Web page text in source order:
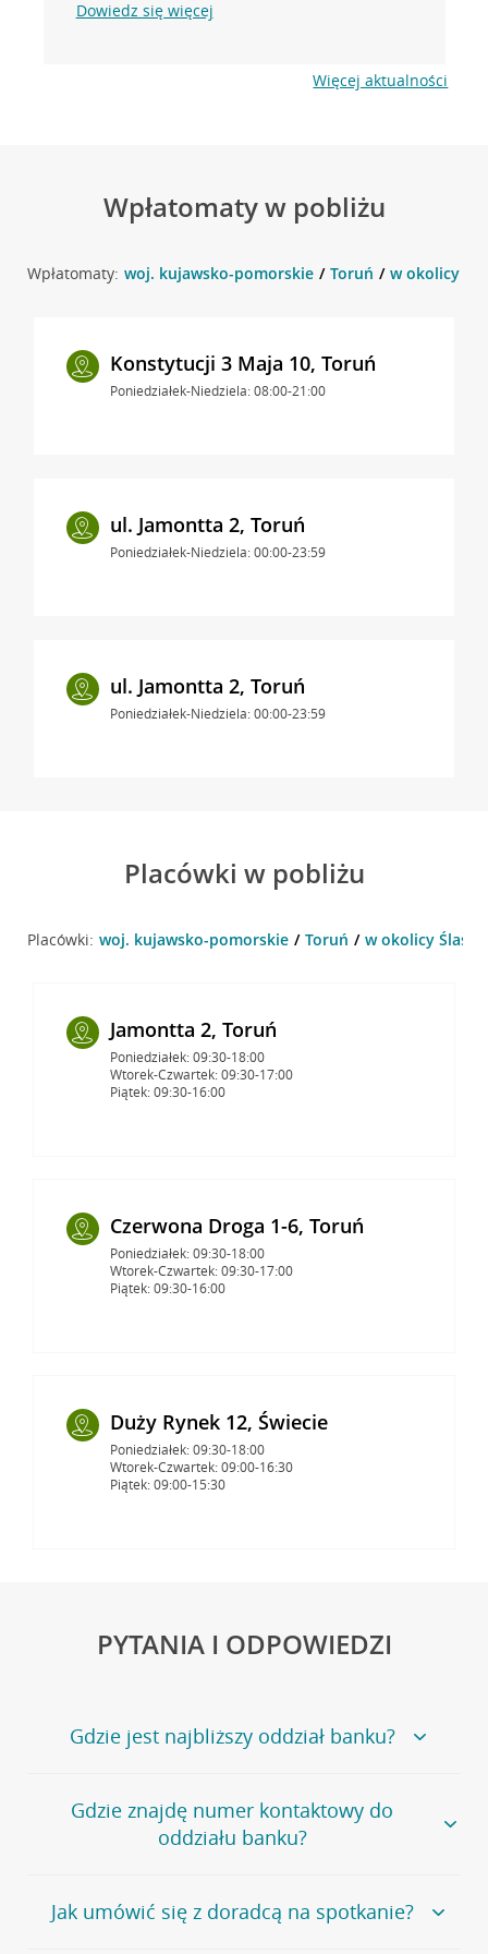
Dowiedz się więcej
Więcej aktualności
Wpłatomaty w pobliżu
Wpłatomaty: woj. kujawsko-pomorskie Toruń w okolicy
Konstytucji 3 Maja 10, Toruń
Poniedziałek-Niedziela: 08:00-21:00
ul. Jamontta 2, Toruń
Poniedziałek-Niedziela: 00:00-23:59
ul. Jamontta 2, Toruń
Poniedziałek-Niedziela: 00:00-23:59
Placówki w pobliżu
Placówki: woj. kujawsko-pomorskie Toruń w okolicy
Jamontta 2, Toruń
Poniedziałek: 09:30-18:00
Wtorek-Czwartek: 09:30-17:00
Piątek: 09:30-16:00
Czerwona Droga 1-6, Toruń
Poniedziałek: 09:30-18:00
Wtorek-Czwartek: 09:30-17:00
Piątek: 09:30-16:00
Duży Rynek 12, Świecie
Poniedziałek: 09:30-18:00
Wtorek-Czwartek: 09:00-16:30
Piątek: 09:00-15:30
PYTANIA I ODPOWIEDZI
Gdzie jest najbliższy oddział banku?
Jeśli szukasz oddziału naszego banku, zapraszamy na
stronęPlacówki i bankomaty, na której znajduje się
wygodna wyszukiwarka.
oddziałów
Gdzie znajdę numer kontaktowy do
oddziału banku?
Bank Credit Agricole nie udostępnia ogólnego numeru
telefonu do placówki bankowej.
Jak umówić się z doradcą na spotkanie?